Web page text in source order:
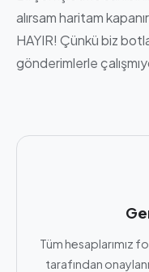
alırsam haritam
HAYIR! Çünkü biz
gönderimlerle
Tüm hesaplarımız
tarafından